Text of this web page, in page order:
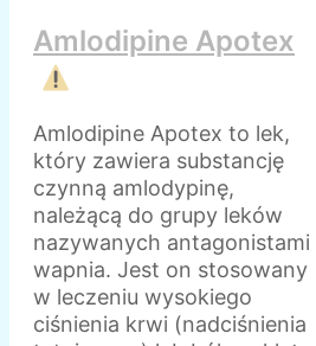
Amlodipine Apotex
Amlodipine Apotex to lek,
który zawiera substancję
czynną amlodypinę,
należącą do grupy leków
nazywanych antagonistami
wapnia. Jest on stosowany
w leczeniu wysokiego
ciśnienia krwi (nadciśnienia